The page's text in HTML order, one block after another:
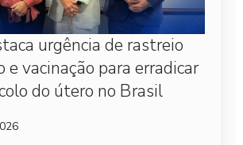
urgência de rastreio
e vacinação para erradicar
do útero no Brasil